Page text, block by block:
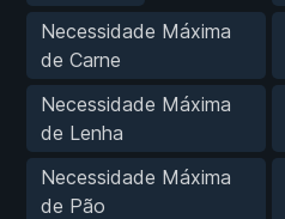
Necessidade Máxima
de Carne
Necessidade Máxima
de Lenha
Necessidade Máxima
de Pão